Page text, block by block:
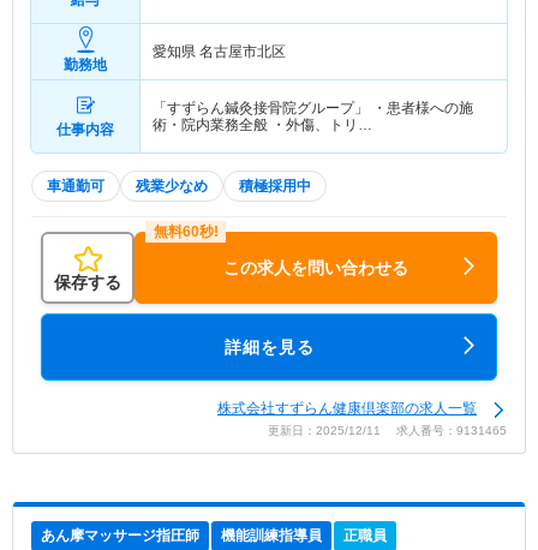
勤務地
愛知県 名古屋市北区
仕事内容
「すずらん鍼灸接骨院グループ」 ・患者様への施
術・院内業務全般 ・外傷、トリ…
車通勤可 残業少なめ 積極採用中
保存する
この求人を問い合わせる
詳細を見る
株式会社すずらん健康倶楽部の求人一覧
更新日：2025/12/11 求人番号：9131465
あん摩マッサージ指圧師 機能訓練指導員 正職員